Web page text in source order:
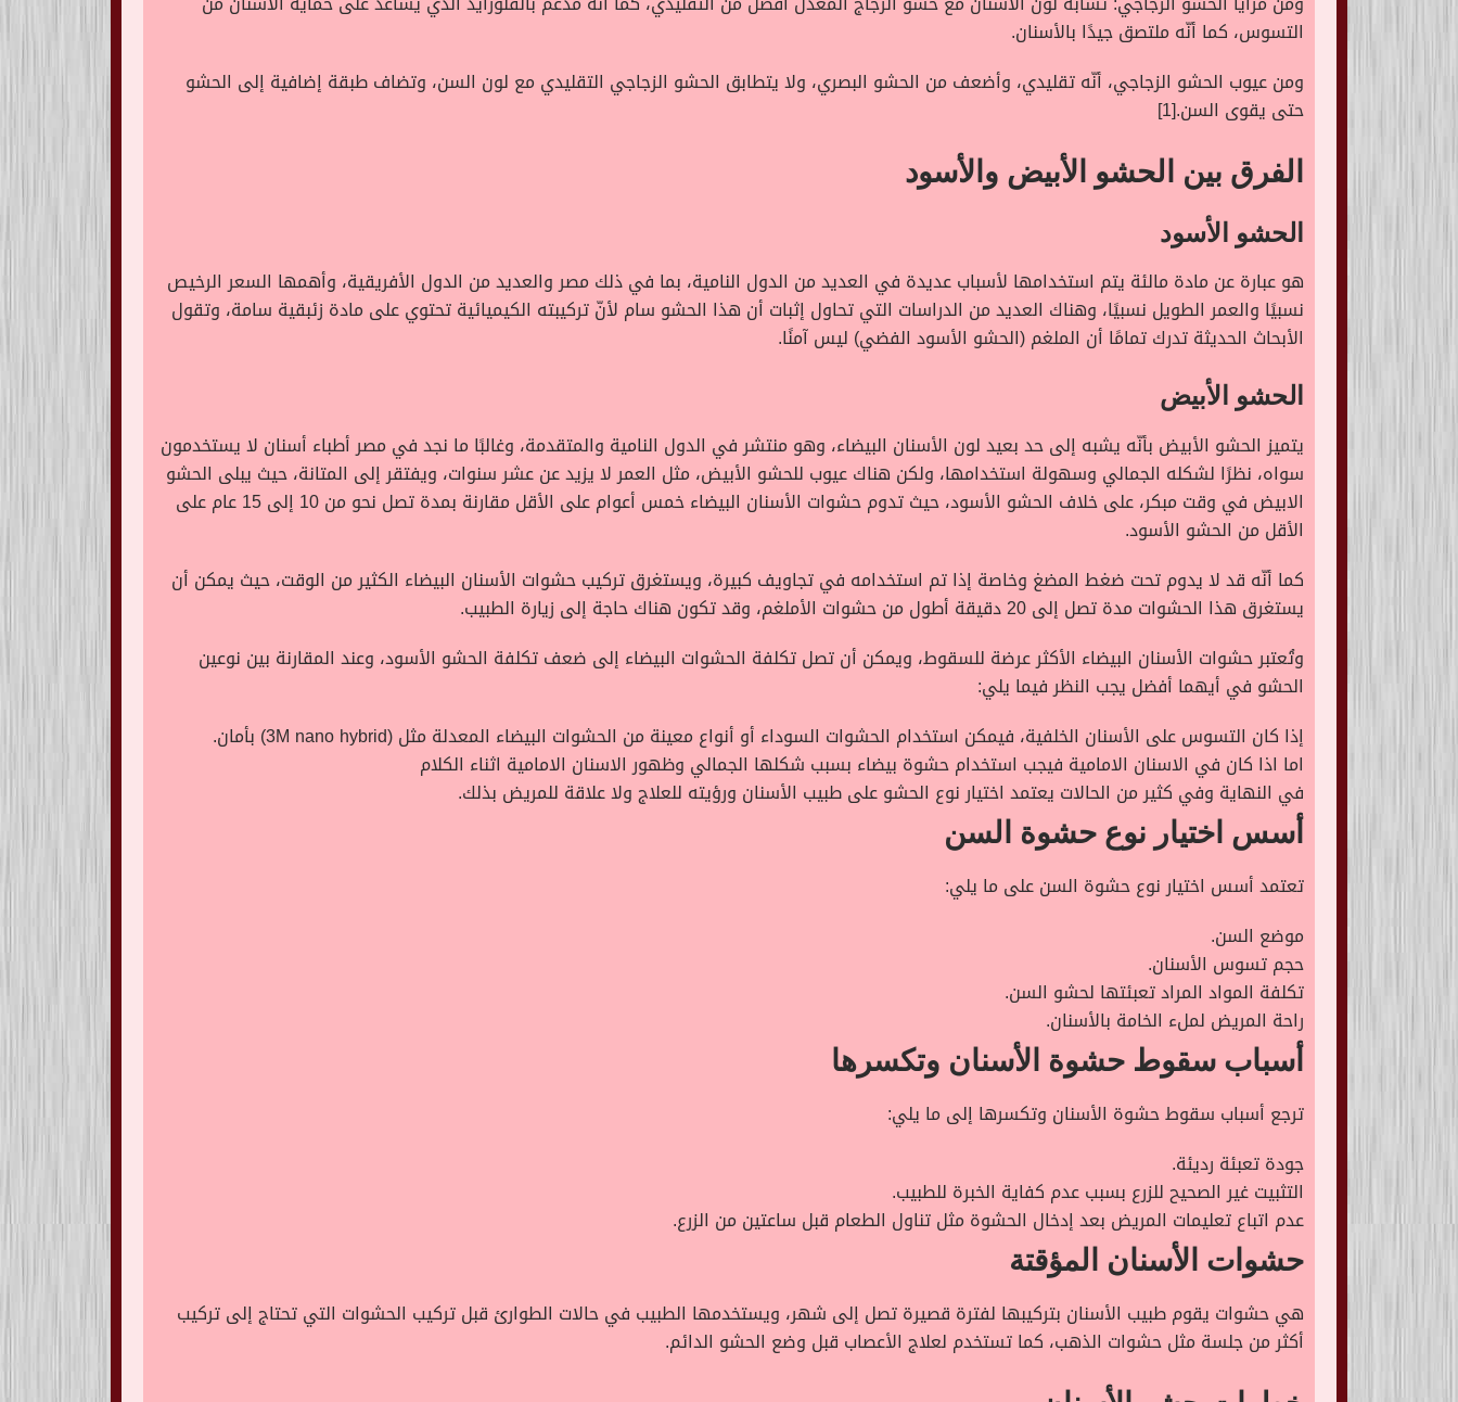
التسوس، كما أنّه ملتصق جيدًا بالأسنان.
ومن عيوب الحشو الزجاجي، أنّه تقليدي، وأضعف من الحشو البصري، ولا يتطابق الحشو الزجاجي التقليدي مع لون السن، وتضاف طبقة إضافية إلى الحشو
حتى يقوى السن.[1]
الفرق بين الحشو الأبيض والأسود
الحشو الأسود
هو عبارة عن مادة مالئة يتم استخدامها لأسباب عديدة في العديد من الدول النامية، بما في ذلك مصر والعديد من الدول الأفريقية، وأهمها السعر الرخيص
نسبيًا والعمر الطويل نسبيًا، وهناك العديد من الدراسات التي تحاول إثبات أن هذا الحشو سام لأنّ تركيبته الكيميائية تحتوي على مادة زئبقية سامة، وتقول
الأبحاث الحديثة تدرك تمامًا أن الملغم (الحشو الأسود الفضي) ليس آمنًا.
الحشو الأبيض
يتميز الحشو الأبيض بأنّه يشبه إلى حد بعيد لون الأسنان البيضاء، وهو منتشر في الدول النامية والمتقدمة، وغالبًا ما نجد في مصر أطباء أسنان لا يستخدمون
سواه، نظرًا لشكله الجمالي وسهولة استخدامها، ولكن هناك عيوب للحشو الأبيض، مثل العمر لا يزيد عن عشر سنوات، ويفتقر إلى المتانة، حيث يبلى الحشو
الابيض في وقت مبكر، على خلاف الحشو الأسود، حيث تدوم حشوات الأسنان البيضاء خمس أعوام على الأقل مقارنة بمدة تصل نحو من 10 إلى 15 عام على
الأقل من الحشو الأسود.
كما أنّه قد لا يدوم تحت ضغط المضغ وخاصة إذا تم استخدامه في تجاويف كبيرة، ويستغرق تركيب حشوات الأسنان البيضاء الكثير من الوقت، حيث يمكن أن
يستغرق هذا الحشوات مدة تصل إلى 20 دقيقة أطول من حشوات الأملغم، وقد تكون هناك حاجة إلى زيارة الطبيب.
وتُعتبر حشوات الأسنان البيضاء الأكثر عرضة للسقوط، ويمكن أن تصل تكلفة الحشوات البيضاء إلى ضعف تكلفة الحشو الأسود، وعند المقارنة بين نوعين
الحشو في أيهما أفضل يجب النظر فيما يلي:
إذا كان التسوس على الأسنان الخلفية، فيمكن استخدام الحشوات السوداء أو أنواع معينة من الحشوات البيضاء المعدلة مثل (3M nano hybrid) بأمان.
اما اذا كان في الاسنان الامامية فيجب استخدام حشوة بيضاء بسبب شكلها الجمالي وظهور الاسنان الامامية اثناء الكلام
في النهاية وفي كثير من الحالات يعتمد اختيار نوع الحشو على طبيب الأسنان ورؤيته للعلاج ولا علاقة للمريض بذلك.
أسس اختيار نوع حشوة السن
تعتمد أسس اختيار نوع حشوة السن على ما يلي:
موضع السن.
حجم تسوس الأسنان.
تكلفة المواد المراد تعبئتها لحشو السن.
راحة المريض لملء الخامة بالأسنان.
أسباب سقوط حشوة الأسنان وتكسرها
ترجع أسباب سقوط حشوة الأسنان وتكسرها إلى ما يلي:
جودة تعبئة رديئة.
التثبيت غير الصحيح للزرع بسبب عدم كفاية الخبرة للطبيب.
عدم اتباع تعليمات المريض بعد إدخال الحشوة مثل تناول الطعام قبل ساعتين من الزرع.
حشوات الأسنان المؤقتة
هي حشوات يقوم طبيب الأسنان بتركيبها لفترة قصيرة تصل إلى شهر، ويستخدمها الطبيب في حالات الطوارئ قبل تركيب الحشوات التي تحتاج إلى تركيب
أكثر من جلسة مثل حشوات الذهب، كما تستخدم لعلاج الأعصاب قبل وضع الحشو الدائم.